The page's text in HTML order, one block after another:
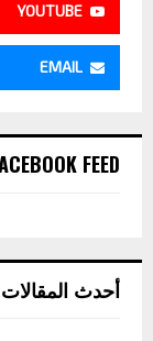
YOUTUBE
EMAIL
FEED
أحدث المقالات